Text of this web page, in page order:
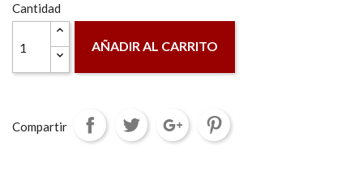
Cantidad
AÑADIR AL CARRITO
Compartir